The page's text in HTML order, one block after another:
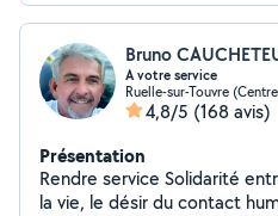
Bruno
A votre service
Ruelle-sur-Touvre
4,8/5 (168 avis)
Présentation
Rendre service Solidarité
la vie, le désir du contact